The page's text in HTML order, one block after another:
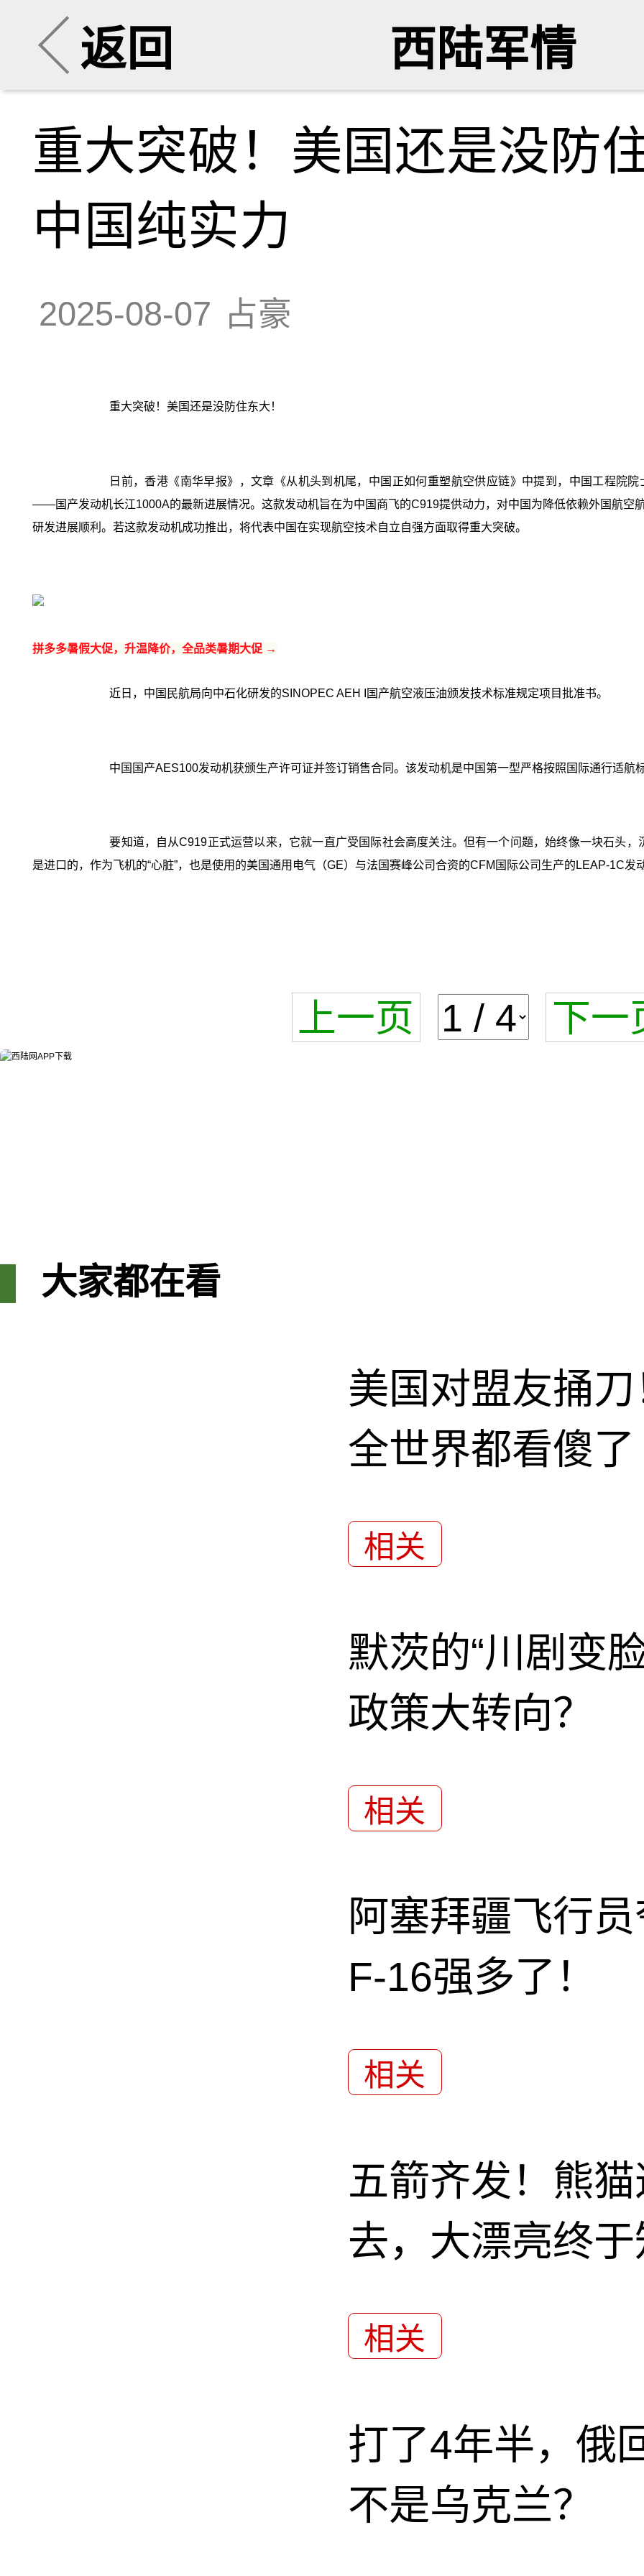
返回 西陆军情
重大突破！美国还是没防
中国纯实力
2025-08-07 占豪
重大突破！美国还是没防住东大！
日前，香港《南华早报》，文章《从机头到机尾，中国正如何重塑航空供应链》中提到，中国工程院
——国产发动机长江1000A的最新进展情况。这款发动机旨在为中国商飞的C919提供动力，对中国为降低依赖外国航空
研发进展顺利。若这款发动机成功推出，将代表中国在实现航空技术自立自强方面取得重大突破。
拼多多暑假大促，升温降价，全品类暑期大促 →
近日，中国民航局向中石化研发的SINOPEC AEH I国产航空液压油颁发技术标准规定项目批准书。
中国国产AES100发动机获颁生产许可证并签订销售合同。该发动机是中国第一型严格按照国际通行适
要知道，自从C919正式运营以来，它就一直广受国际社会高度关注。但有一个问题，始终像一块石头
是进口的，作为飞机的“心脏”，也是使用的美国通用电气（GE）与法国赛峰公司合资的CFM国际公司生产的LEAP-1C发
上一页 下一
大家都在看
美国对盟友捅
全世界都看傻了
相关
默茨的“川剧变
政策大转向？
相关
阿塞拜疆飞行
F-16强多了！
相关
五箭齐发！熊
去，大漂亮终
相关
打了4年半，俄
不是乌克兰？